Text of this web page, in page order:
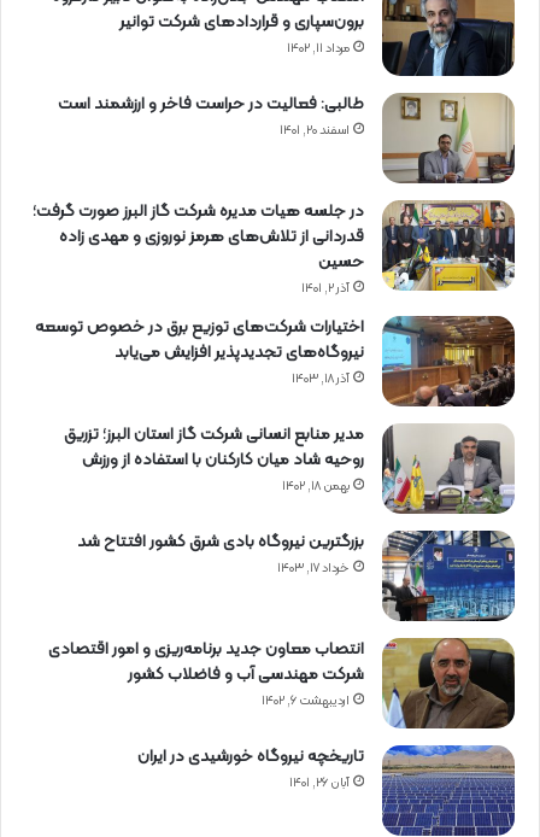
برون‌سپاری و قراردادهای شركت توانیر
مرداد ۱۱, ۱۴۰۲
طالبی: فعالیت در حراست فاخر و ارزشمند است
اسفند ۲۰, ۱۴۰۱
در جلسه هیات مدیره شرکت گاز البرز صورت گرفت؛
قدردانی از تلاش‌های هرمز نوروزی و مهدی زاده
حسین
آذر ۲, ۱۴۰۱
اختیارات شرکت‌های توزیع برق در خصوص توسعه
نیروگاه‌های تجدیدپذیر افزایش می‌یابد
آذر ۱۸, ۱۴۰۳
مدیر منابع انسانی شرکت گاز استان البرز؛ تزریق
روحیه شاد میان کارکنان با استفاده از ورزش
بهمن ۱۸, ۱۴۰۲
بزرگترین نیروگاه بادی شرق کشور افتتاح شد
خرداد ۱۷, ۱۴۰۳
انتصاب معاون جدید برنامه‌ریزی و امور اقتصادی
شرکت مهندسی آب و فاضلاب کشور
اردیبهشت ۶, ۱۴۰۲
تاریخچه نیروگاه خورشیدی در ایران
آبان ۲۶, ۱۴۰۱